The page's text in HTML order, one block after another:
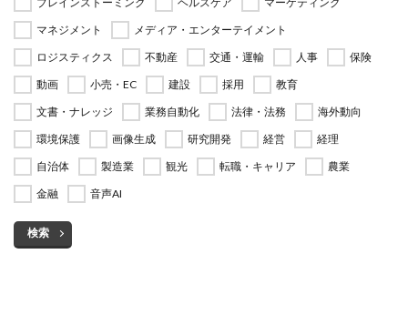
マネジメント
メディア・エンターテイメント
ロジスティクス
不動産 交通・運輸 人事
保険
動画
小売・EC 建設 採用
教育
文書・ナレッジ
業務自動化 法律・法務
海外動向
環境保護
画像生成 研究開発 経営
経理
自治体
製造業 観光 転職・キャリア
農業
金融
音声AI
検索